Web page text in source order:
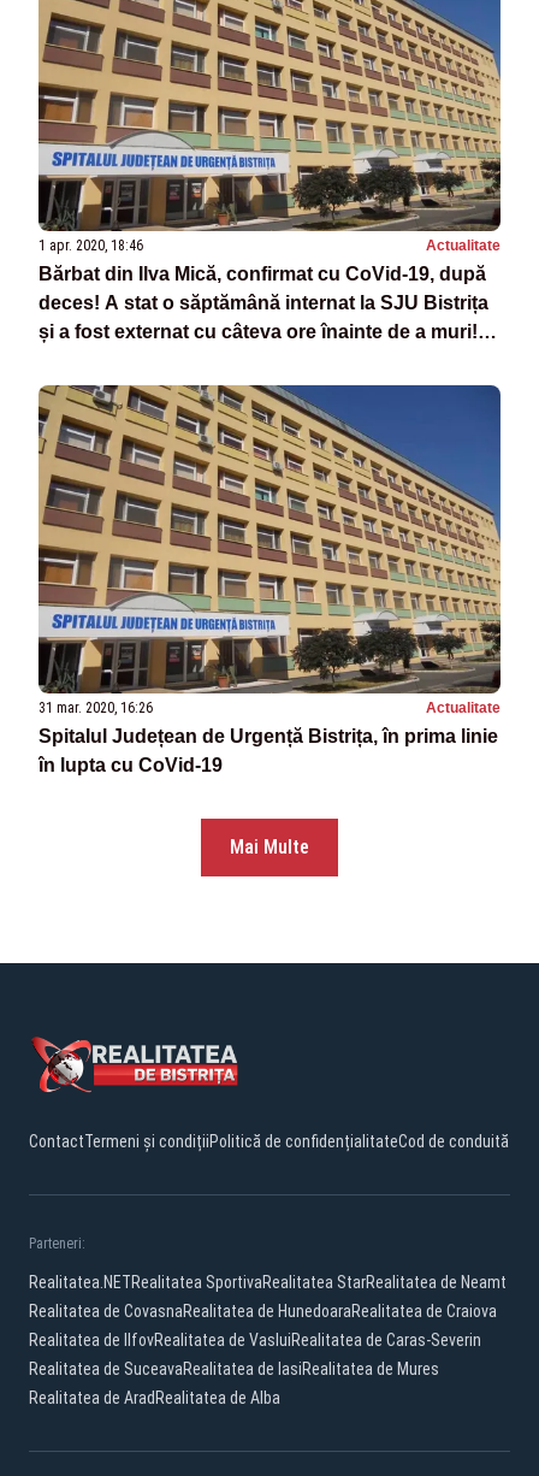
1 apr. 2020, 18:46 Actualitate
Bărbat din Ilva Mică, confirmat cu CoVid-19, după
deces! A stat o săptămână internat la SJU Bistrița
și a fost externat cu câteva ore înainte de a muri!
31 mar. 2020, 16:26 Actualitate
Spitalul Județean de Urgență Bistrița, în prima linie
în lupta cu CoVid-19
Mai Multe
ContactTermeni și condițiiPolitică de confidențialitateCod de conduită
Parteneri:
Realitatea.NETRealitatea SportivaRealitatea StarRealitatea de Neamt
Realitatea de CovasnaRealitatea de HunedoaraRealitatea de Craiova
Realitatea de IlfovRealitatea de VasluiRealitatea de Caras-Severin
Realitatea de SuceavaRealitatea de IasiRealitatea de Mures
Realitatea de Arad Realitatea de Alba